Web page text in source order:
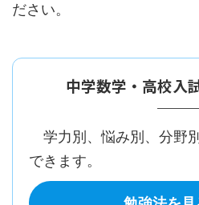
ださい。
中学数学・高校入
学力別、悩み別、分野
できます。